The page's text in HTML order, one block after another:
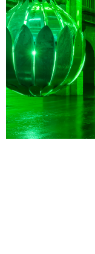
Jeudi 20 août
19h00-22h30
Terrasses
19h30- 20h30
Visite
Voir tous les